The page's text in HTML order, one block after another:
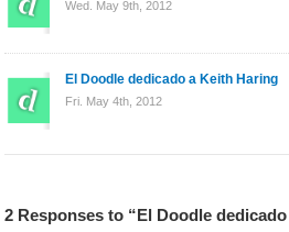
Wed. May 9th, 2012
El Doodle dedicado a Keith Haring
Fri. May 4th, 2012
2 Responses to “El Doodle